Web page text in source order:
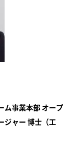
ム事業本部 オープ
ジャー 博士（工